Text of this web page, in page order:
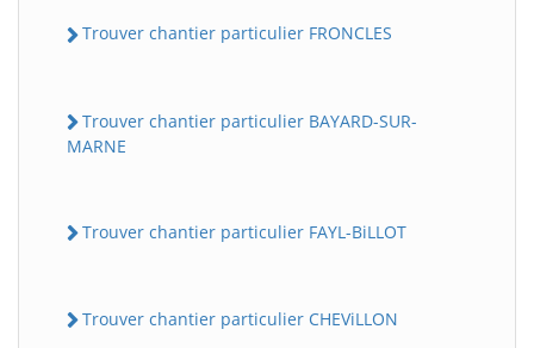
Trouver chantier particulier FRONCLES
Trouver chantier particulier BAYARD-SUR-
MARNE
Trouver chantier particulier FAYL-BiLLOT
Trouver chantier particulier CHEViLLON